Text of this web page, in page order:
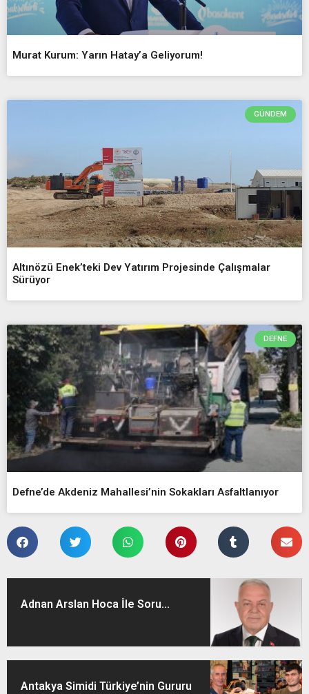
Murat Kurum: Yarın Hatay’a Geliyorum!
GÜNDEM
Altınözü Enek’teki Dev Yatırım Projesinde Çalışmalar
Sürüyor
DEFNE
Defne’de Akdeniz Mahallesi’nin Sokakları Asfaltlanıyor
Adnan Arslan Hoca İle Soru...
Antakya Simidi Türkiye’nin Gururu